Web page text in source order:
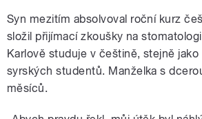
Syn mezitím absolvoval roční kurz
složil přijímací zkoušky na
Karlově studuje v češtině, stejně jako
syrských studentů. Manželka s
měsíců.